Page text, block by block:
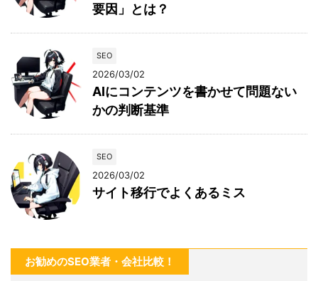
要因」とは？
SEO
2026/03/02
AIにコンテンツを書かせて問題ない
かの判断基準
SEO
2026/03/02
サイト移行でよくあるミス
お勧めのSEO業者・会社比較！